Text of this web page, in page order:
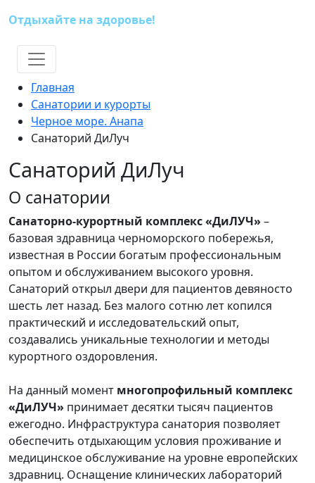
Отдыхайте на здоровье!
Главная
Санатории и курорты
Черное море. Анапа
Санаторий ДиЛуч
Санаторий ДиЛуч
О санатории
Санаторно-курортный комплекс «ДиЛУЧ» –
базовая здравница черноморского побережья,
известная в России богатым профессиональным
опытом и обслуживанием высокого уровня.
Санаторий открыл двери для пациентов девяносто
шесть лет назад. Без малого сотню лет копился
практический и исследовательский опыт,
создавались уникальные технологии и методы
курортного оздоровления.
На данный момент многопрофильный комплекс
«ДиЛУЧ» принимает десятки тысяч пациентов
ежегодно. Инфраструктура санатория позволяет
обеспечить отдыхающим условия проживание и
медицинское обслуживание на уровне европейских
здравниц. Оснащение клинических лабораторий